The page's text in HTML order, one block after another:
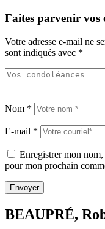
Faites parvenir vos
Votre adresse e-mail ne
sont indiqués avec *
Nom *
E-mail *
Enregistrer mon
pour mon prochain
BEAUPRÉ,